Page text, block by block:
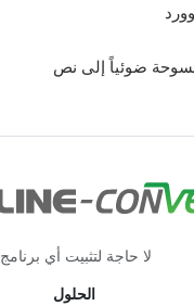
ضوئياً إلى نص
لا حاجة لتثبيت أي برنامج.
الحلول